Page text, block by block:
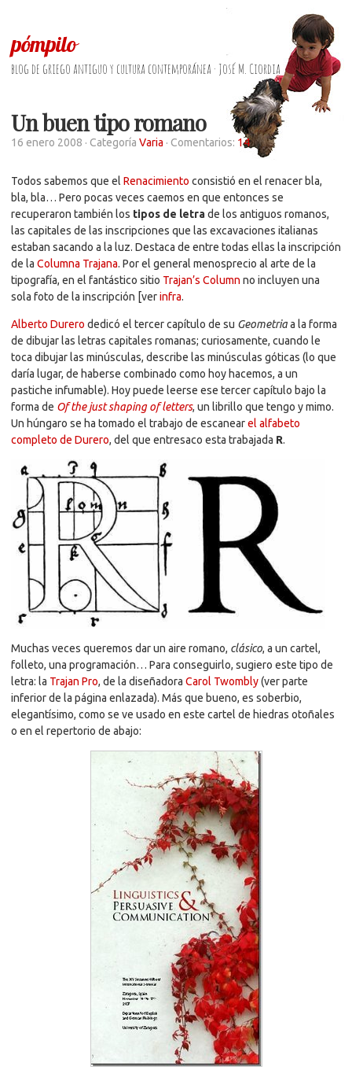
pómpilo
blog de griego antiguo y cultura contemporánea · José M. Ciordia
Un buen tipo romano
16 enero 2008 · Categoría Varia · Comentarios: 14
Todos sabemos que el Renacimiento consistió en el renacer bla,
bla, bla… Pero pocas veces caemos en que entonces se
recuperaron también los tipos de letrade los antiguos romanos,
las capitales de las inscripciones que las excavaciones italianas
estaban sacando a la luz. Destaca de entre todas ellas la inscripción
de la Columna Trajana. Por el general menosprecio al arte de la
tipografía, en el fantástico sitio Trajan’s Column no incluyen una
sola foto de la inscripción [verinfra.
Alberto Durero dedicó el tercer capítulo de su Geometriaa la forma
de dibujar las letras capitales romanas; curiosamente, cuando le
toca dibujar las minúsculas, describe las minúsculas góticas (lo que
daría lugar, de haberse combinado como hoy hacemos, a un
pastiche infumable). Hoy puede leerse ese tercer capítulo bajo la
forma de Of the just shaping of letters, un librillo que tengo y mimo.
Un húngaro se ha tomado el trabajo de escanearel alfabeto
completo de Durero, del que entresaco esta trabajada R.
Muchas veces queremos dar un aire romano, clásico, a un cartel,
folleto, una programación… Para conseguirlo, sugiero este tipo de
letra: la Trajan Pro, de la diseñadora Carol Twombly(ver parte
inferior de la página enlazada). Más que bueno, es soberbio,
elegantísimo, como se ve usado en este cartel de hiedras otoñales
o en el repertorio de abajo: